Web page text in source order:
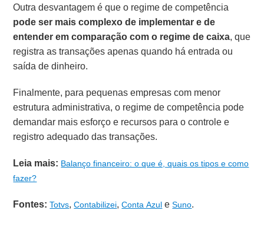
Outra desvantagem é que o regime de competência
pode ser mais complexo de implementar e de
entender em comparação com o regime de caixa, que
registra as transações apenas quando há entrada ou
saída de dinheiro.
Finalmente, para pequenas empresas com menor
estrutura administrativa, o regime de competência pode
demandar mais esforço e recursos para o controle e
registro adequado das transações.
Leia mais: Balanço financeiro: o que é, quais os tipos e como
fazer?
Fontes: Totvs,Contabilizei,Conta Azul eSuno.